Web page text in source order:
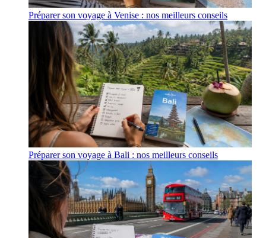
Préparer son voyage à Venise : nos meilleurs conseils
Préparer son voyage à Bali : nos meilleurs conseils